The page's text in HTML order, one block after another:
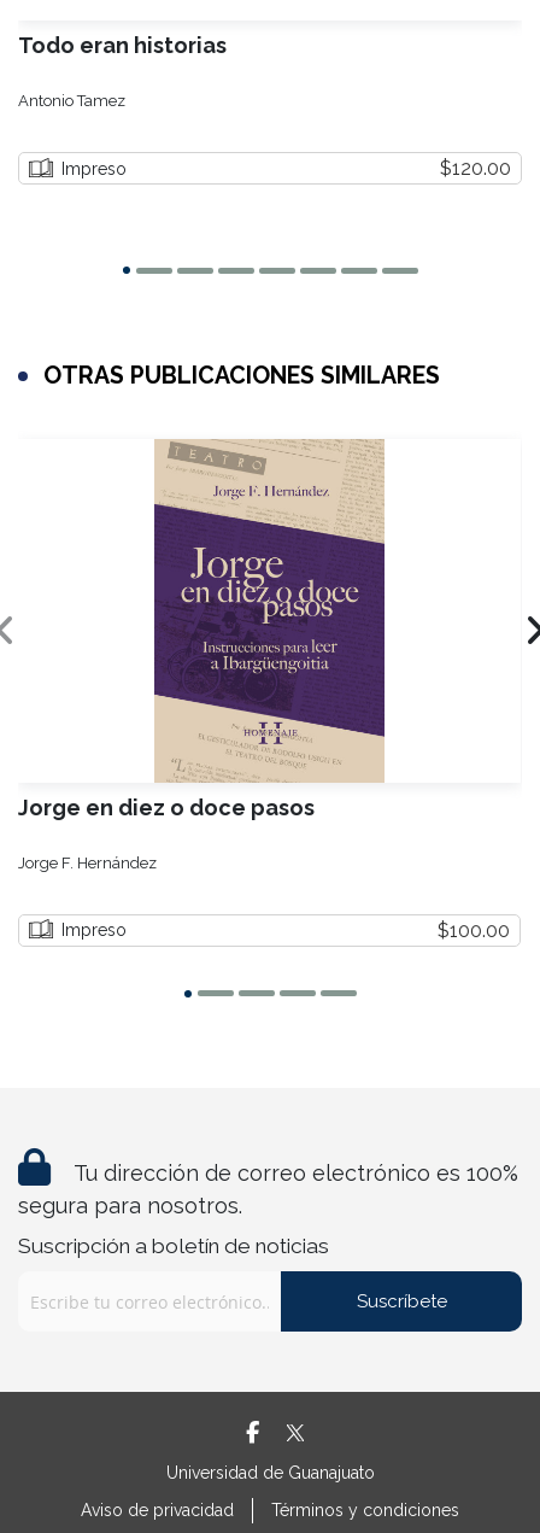
Todo eran historias
Antonio Tamez
Impreso $120.00
OTRAS PUBLICACIONES SIMILARES
Jorge en diez o doce pasos
Jorge F. Hernández
Impreso $100.00
Tu dirección de correo electrónico es 100%
segura para nosotros.
Suscripción a boletín de noticias
Suscríbete
Universidad de Guanajuato
Aviso de privacidad
Términos y condiciones